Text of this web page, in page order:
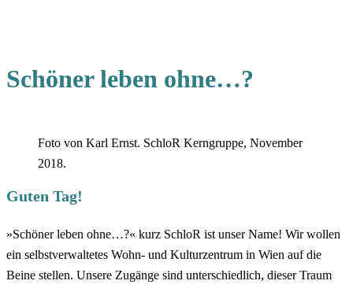
Schöner leben ohne…?
Foto von Karl Ernst. SchloR Kerngruppe, November
2018.
Guten Tag!
»Schöner leben ohne…?« kurz SchloR ist unser Name! Wir wollen
ein selbstverwaltetes Wohn- und Kulturzentrum in Wien auf die
Beine stellen. Unsere Zugänge sind unterschiedlich, dieser Traum